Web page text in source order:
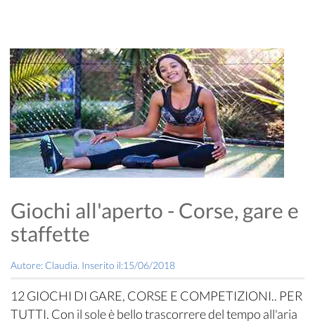
Giochi all'aperto - Corse, gare e
staffette
Autore: Claudia. Inserito il:15/06/2018
12 GIOCHI DI GARE, CORSE E COMPETIZIONI.. PER
TUTTI. Con il sole è bello trascorrere del tempo all'aria